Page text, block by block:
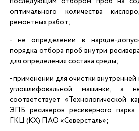
оптимального количества
ремонтных работ;
- не определении в наряде-
порядка отбора проб внутри
для определения состава среды;
- применении для очистки
углошлифовальной машинки,
соответствует «Технологической
ЭПБ ресиверов ресиверного
ГКЦ (КХ) ПАО «Северсталь»;